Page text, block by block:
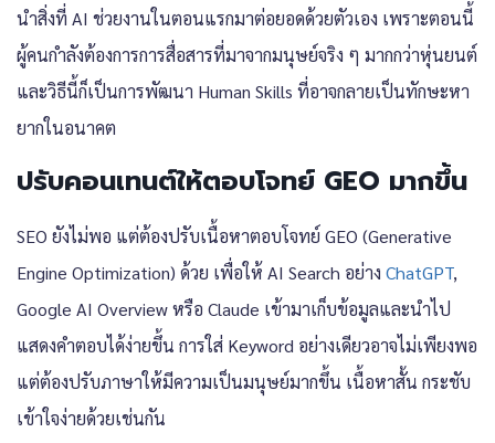
นำสิ่งที่ AI ช่วยงานในตอนแรกมาต่อยอดด้วยตัวเอง เพราะตอนนี้
ผู้คนกำลังต้องการการสื่อสารที่มาจากมนุษย์จริง ๆ มากกว่าหุ่นยนต์
และวิธีนี้ก็เป็นการพัฒนา Human Skills ที่อาจกลายเป็นทักษะหา
ยากในอนาคต
ปรับคอนเทนต์ให้ตอบโจทย์ GEO มากขึ้น
SEO ยังไม่พอ แต่ต้องปรับเนื้อหาตอบโจทย์ GEO (Generative
Engine Optimization) ด้วย เพื่อให้ AI Search อย่าง ChatGPT,
Google AI Overview หรือ Claude เข้ามาเก็บข้อมูลและนำไป
แสดงคำตอบได้ง่ายขึ้น การใส่ Keyword อย่างเดียวอาจไม่เพียงพอ
แต่ต้องปรับภาษาให้มีความเป็นมนุษย์มากขึ้น เนื้อหาสั้น กระชับ
เข้าใจง่ายด้วยเช่นกัน